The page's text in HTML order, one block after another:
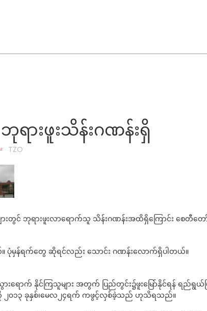
ရားဖူးသိန်းဂဏန်းရှိ
TZO
ားတွင် ဘုရားဖူးလာရောက်သူ သိန်းဂဏန်းအထိရှိကြောင်း စေတီတေ
။ ပုံမှန်ရက်တွေ ဆိုရင်လည်း သောင်း ဂဏန်းလောက်ရှိပါတယ်။
ရောက် နိုင်ကြသူများ အတွက် ပြည်တွင်း၌ဖူးမြော်နိုင်ရန် ရည်ရွယ်ပ
၂၀၁၃ ခုနှစ်၊မေလ၂၄ရက် ကဖွင့်လှစ်ခဲ့သည် ဟုသိရသည်။